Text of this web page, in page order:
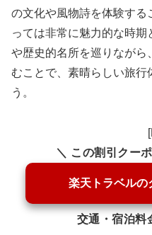
の文化や風物詩を体験する
っては非常に魅力的な時
や歴史的名所を巡りながら
むことで、素晴らしい旅行
う。
＼ この割引クー
楽天トラベルの
交通・宿泊料